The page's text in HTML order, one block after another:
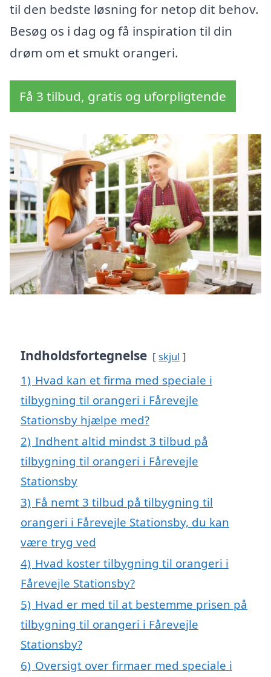
til den bedste løsning for netop dit behov.
Besøg os i dag og få inspiration til din
drøm om et smukt orangeri.
Få 3 tilbud, gratis og uforpligtende
Indholdsfortegnelse skjul
1) Hvad kan et firma med speciale i
tilbygning til orangeri i Fårevejle
Stationsby hjælpe med?
2) Indhent altid mindst 3 tilbud på
tilbygning til orangeri i Fårevejle
Stationsby
3) Få nemt 3 tilbud på tilbygning til
orangeri i Fårevejle Stationsby, du kan
være tryg ved
4) Hvad koster tilbygning til orangeri i
Fårevejle Stationsby?
5) Hvad er med til at bestemme prisen på
tilbygning til orangeri i Fårevejle
Stationsby?
6) Oversigt over firmaer med speciale i